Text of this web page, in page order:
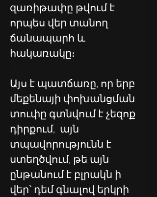
զառիթափը թվում է
որպես վեր տանող
ճանապարհ և
հակառակը։
Այս է պատճառը, որ երբ
մեքենայի փոխանցման
տուփը գտնվում է չեզոք
դիրքում,  այն
տպավորությունն է
ստեղծվում, թե այն
ընթանում է բլրակն ի
վեր՝ դեմ գնալով երկրի